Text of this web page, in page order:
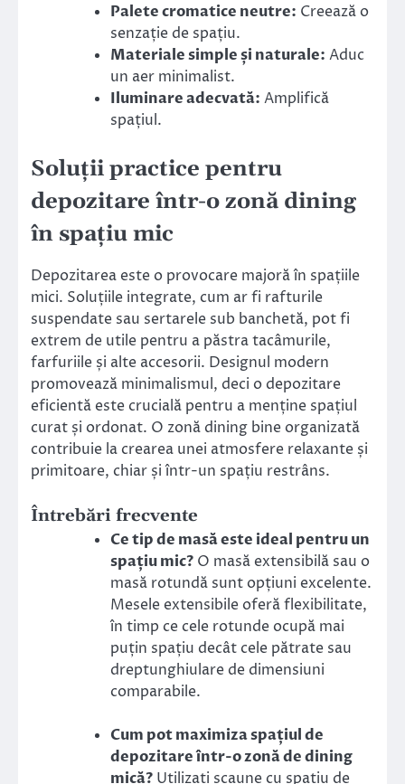
Palete cromatice neutre: Creează o
senzație de spațiu.
Materiale simple și naturale: Aduc
un aer minimalist.
Iluminare adecvată: Amplifică
spațiul.
Soluții practice pentru
depozitare într-o zonă dining
în spațiu mic
Depozitarea este o provocare majoră în spațiile
mici. Soluțiile integrate, cum ar fi rafturile
suspendate sau sertarele sub banchetă, pot fi
extrem de utile pentru a păstra tacâmurile,
farfuriile și alte accesorii. Designul modern
promovează minimalismul, deci o depozitare
eficientă este crucială pentru a menține spațiul
curat și ordonat. O zonă dining bine organizată
contribuie la crearea unei atmosfere relaxante și
primitoare, chiar și într-un spațiu restrâns.
Întrebări frecvente
Ce tip de masă este ideal pentru un
spațiu mic? O masă extensibilă sau o
masă rotundă sunt opțiuni excelente.
Mesele extensibile oferă flexibilitate,
în timp ce cele rotunde ocupă mai
puțin spațiu decât cele pătrate sau
dreptunghiulare de dimensiuni
comparabile.
Cum pot maximiza spațiul de
depozitare într-o zonă de dining
mică? Utilizați scaune cu spațiu de